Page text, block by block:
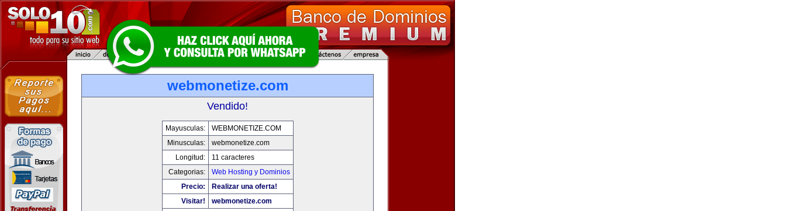
webmonetize.com
Vendido!
Mayusculas:
WEBMONETIZE.COM
Minusculas:
webmonetize.com
Longitud:
11 caracteres
Categorias:
Web Hosting y Dominios
Precio:
Realizar una oferta!
Visitar!
webmonetize.com